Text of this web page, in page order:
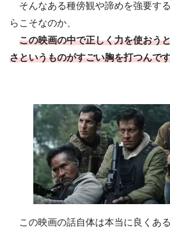
そんなある種傍観や諦めを強要す
らこそなのか、
この映画の中で正しく力を使おう
さというものがすごい胸を打つんで
この映画の話自体は本当に良くある